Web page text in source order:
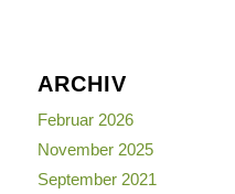
ARCHIV
Februar 2026
November 2025
September 2021